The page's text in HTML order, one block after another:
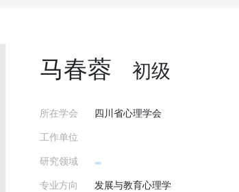
马春蓉 初级
所在学会
四川省心理学会
工作单位
研究领域
专业方向
发展与教育心理学